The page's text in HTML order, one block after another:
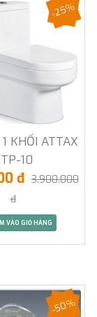
KHỐI ATTAX
10
-25%
đ 3.900.000
đ
VÀO GIỎ HÀNG
-50%